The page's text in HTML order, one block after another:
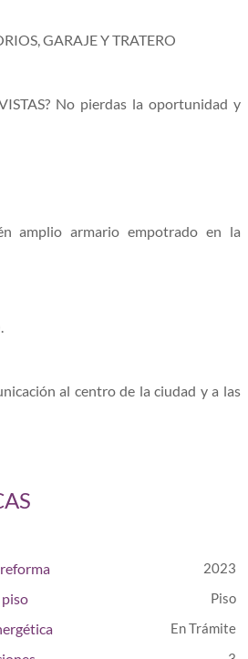
GARAJE Y TRATERO
No pierdas la oportunidad y
amplio armario empotrado en la
al centro de la ciudad y a las
2023
Piso
En Trámite